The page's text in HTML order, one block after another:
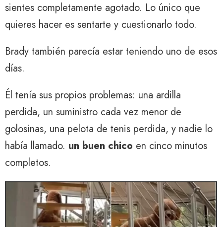
sientes completamente agotado. Lo único que
quieres hacer es sentarte y cuestionarlo todo.
Brady también parecía estar teniendo uno de esos
días.
Él tenía sus propios problemas: una ardilla
perdida, un suministro cada vez menor de
golosinas, una pelota de tenis perdida, y nadie lo
había llamado. un buen chico en cinco minutos
completos.